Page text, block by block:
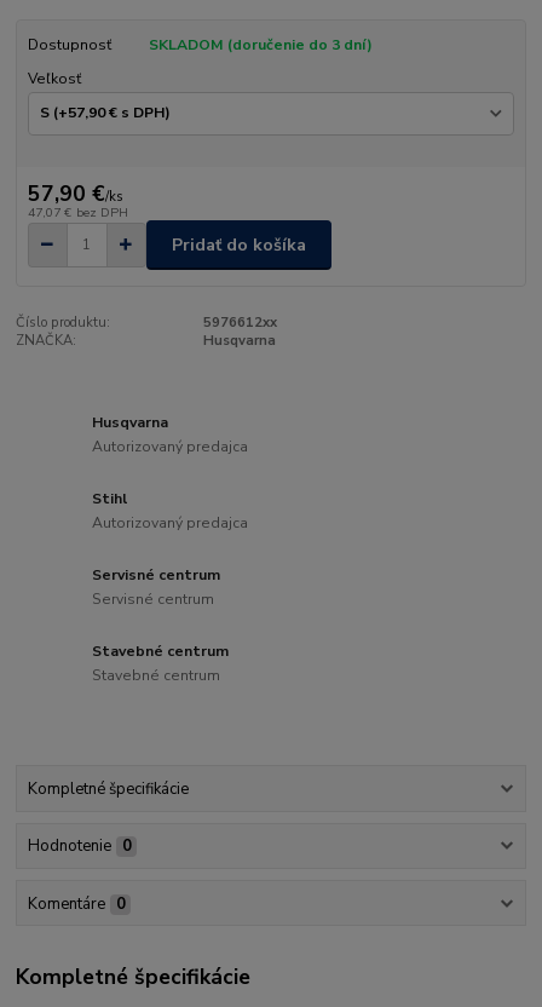
Dostupnosť
SKLADOM (doručenie do 3 dní)
Veľkosť
57,90 €/ks
47,07 € bez DPH
Pridať do košíka
Číslo produktu:
5976612xx
ZNAČKA:
Husqvarna
Husqvarna
Autorizovaný predajca
Stihl
Autorizovaný predajca
Servisné centrum
Servisné centrum
Stavebné centrum
Stavebné centrum
Kompletné špecifikácie
Hodnotenie 0
Komentáre 0
Kompletné špecifikácie